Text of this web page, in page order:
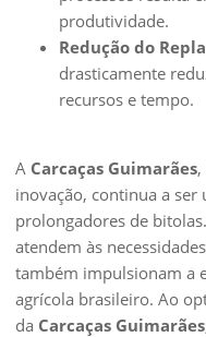
produtividade.
Redução do
drasticamente
recursos e tempo.
A Carcaças Guimarães
inovação, continua a
prolongadores de
atendem às
também impulsionam a
agrícola brasileiro. Ao
da Carcaças Guimarães